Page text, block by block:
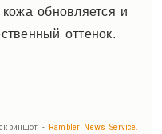
обновляется и
оттенок.
- Rambler News Service.